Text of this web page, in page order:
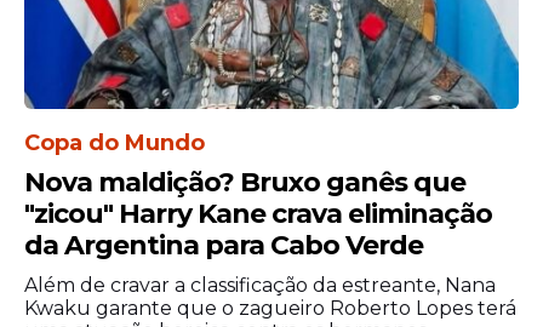
Copa do Mundo
Nova maldição? Bruxo ganês que
"zicou" Harry Kane crava eliminação
da Argentina para Cabo Verde
Além de cravar a classificação da estreante, Nana
Kwaku garante que o zagueiro Roberto Lopes terá